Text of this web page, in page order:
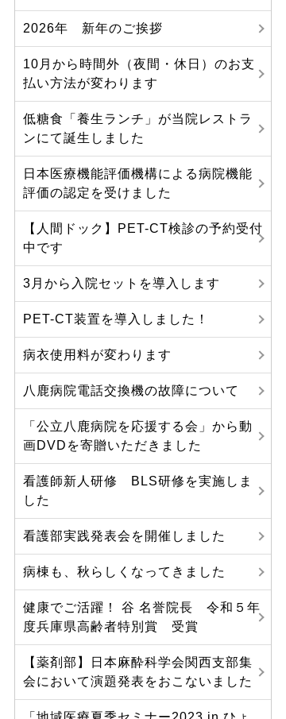
2026年 新年のご挨拶
10月から時間外（夜間・休日）のお支
払い方法が変わります
低糖食「養生ランチ」が当院レストラ
ンにて誕生しました
日本医療機能評価機構による病院機能
評価の認定を受けました
【人間ドック】PET-CT検診の予約受付
中です
3月から入院セットを導入します
PET-CT装置を導入しました！
病衣使用料が変わります
八鹿病院電話交換機の故障について
「公立八鹿病院を応援する会」から動
画DVDを寄贈いただきました
看護師新人研修 BLS研修を実施しま
した
看護部実践発表会を開催しました
病棟も、秋らしくなってきました
健康でご活躍！ 谷 名誉院長 令和５年
度兵庫県高齢者特別賞 受賞
【薬剤部】日本麻酔科学会関西支部集
会において演題発表をおこないました